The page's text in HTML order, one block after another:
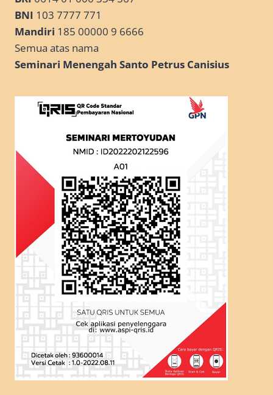
BNI 103 7777 771
Mandiri 185 00000 9 6666
Semua atas nama
Seminari Menengah Santo Petrus Canisius